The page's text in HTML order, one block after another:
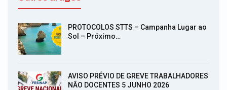
PROTOCOLOS STTS – Campanha Lugar ao
Sol – Próximo…
AVISO PRÉVIO DE GREVE TRABALHADORES
NÃO DOCENTES 5 JUNHO 2026